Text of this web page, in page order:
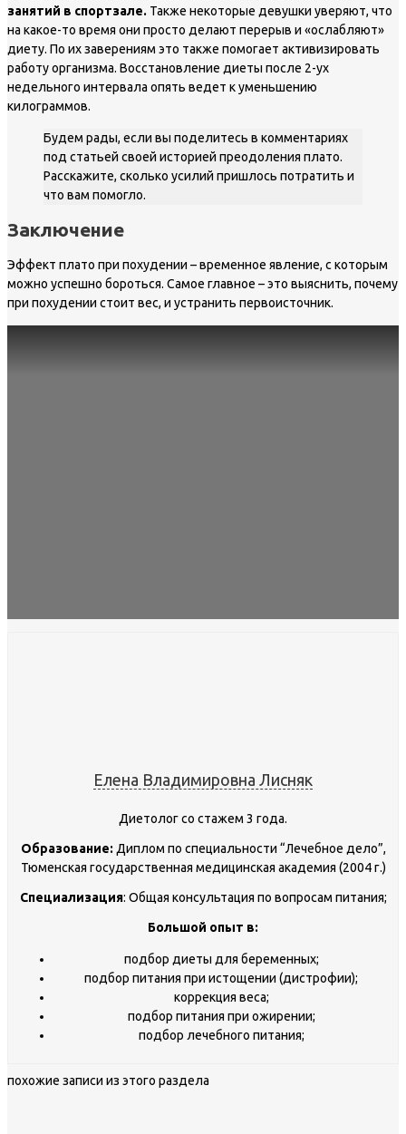
занятий в спортзале. Также некоторые девушки уверяют, что
на какое-то время они просто делают перерыв и «ослабляют»
диету. По их заверениям это также помогает активизировать
работу организма. Восстановление диеты после 2-ух
недельного интервала опять ведет к уменьшению
килограммов.
Будем рады, если вы поделитесь в комментариях
под статьей своей историей преодоления плато.
Расскажите, сколько усилий пришлось потратить и
что вам помогло.
Заключение
Эффект плато при похудении – временное явление, с которым
можно успешно бороться. Самое главное – это выяснить, почему
при похудении стоит вес, и устранить первоисточник.
Елена Владимировна Лисняк
Диетолог со стажем 3 года.
Образование: Диплом по специальности “Лечебное дело”,
Тюменская государственная медицинская академия (2004 г.)
Специализация: Общая консультация по вопросам питания;
Большой опыт в:
подбор диеты для беременных;
подбор питания при истощении (дистрофии);
коррекция веса;
подбор питания при ожирении;
подбор лечебного питания;
похожие записи из этого раздела